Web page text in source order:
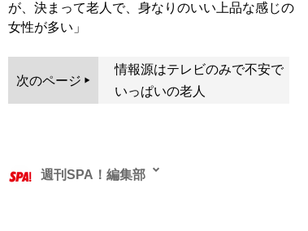
が、決まって老人で、身なりのいい上品な感じの
女性が多い」
次のページ
情報源はテレビのみで不安で
いっぱいの老人
週刊SPA！編集部